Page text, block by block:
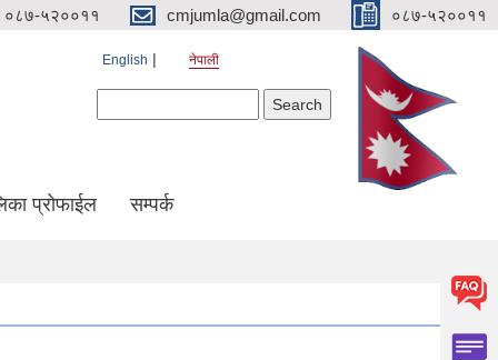
०८७-५२००११ cmjumla@gmail.com ०८७-५२००११
English नेपाली
प्रोफाईल सम्पर्क